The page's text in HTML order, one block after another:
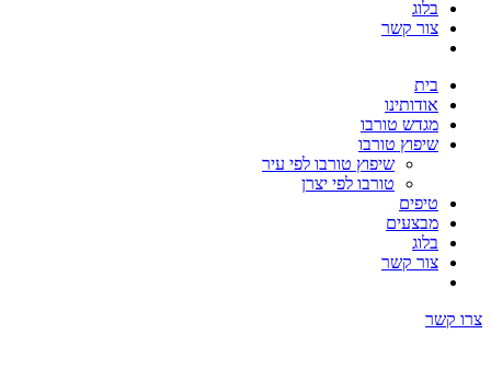
בלוג
צור קשר
בית
אודותינו
מגדש טורבו
שיפוץ טורבו
שיפוץ טורבו לפי עיר
טורבו לפי יצרן
טיפים
מבצעים
בלוג
צור קשר
צרו קשר